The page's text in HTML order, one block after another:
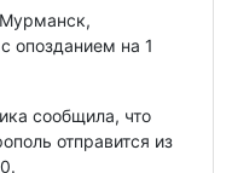
опозданием на 1
сообщила, что
отправится из